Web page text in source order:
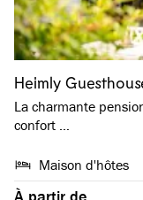
Heimly
La charmante
confort …
Maison d'hôtes
À partir de